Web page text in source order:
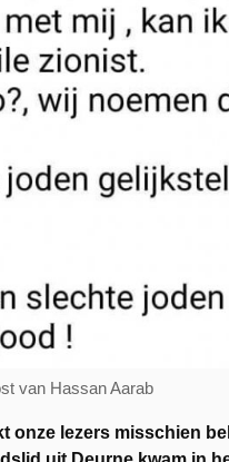
van Hassan Aarab
onze lezers misschien